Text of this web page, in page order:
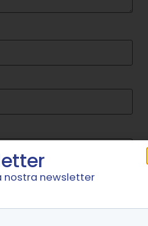
nostra newsletter